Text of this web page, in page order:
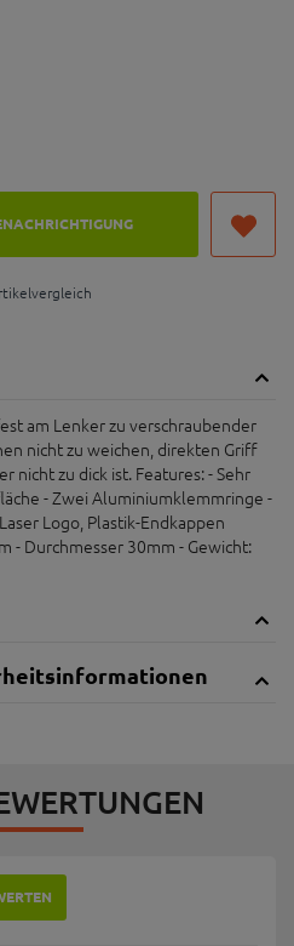
am Lenker zu verschraubender
nicht zu weichen, direkten Griff
nicht zu dick ist. Features: - Sehr
- Zwei Aluminiumklemmringe -
Logo, Plastik-Endkappen
- Durchmesser 30mm - Gewicht: